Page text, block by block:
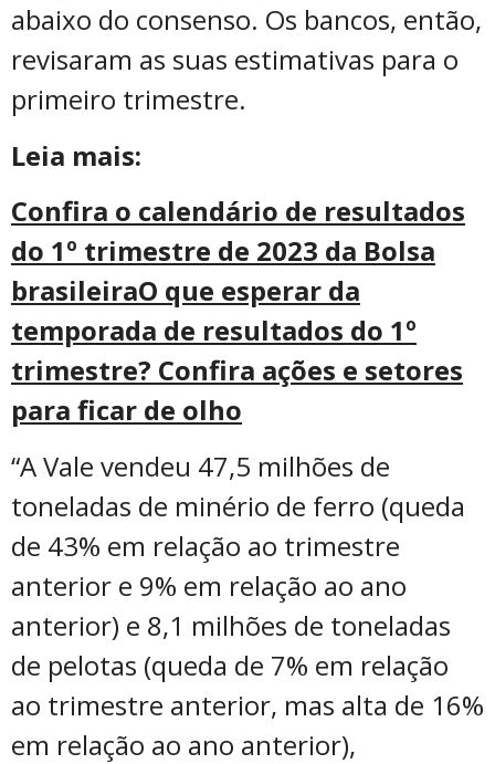
abaixo do consenso. Os bancos, então,
revisaram as suas estimativas para o
primeiro trimestre.
Leia mais:
Confira o calendário de resultados
do 1º trimestre de 2023 da Bolsa
brasileiraO que esperar da
temporada de resultados do 1º
trimestre? Confira ações e setores
para ficar de olho
“A Vale vendeu 47,5 milhões de
toneladas de minério de ferro (queda
de 43% em relação ao trimestre
anterior e 9% em relação ao ano
anterior) e 8,1 milhões de toneladas
de pelotas (queda de 7% em relação
ao trimestre anterior, mas alta de 16%
em relação ao ano anterior),